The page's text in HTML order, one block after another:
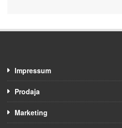
Impressum
Prodaja
Marketing